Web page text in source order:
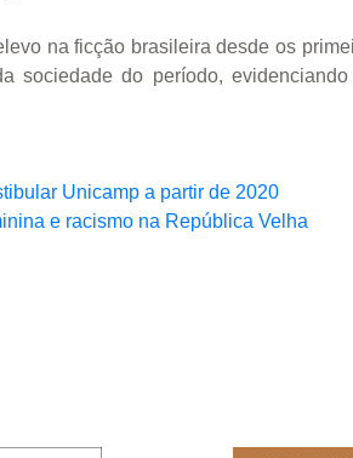
na ficção brasileira desde os
sociedade do período,
Unicamp a partir de 2020
e racismo na República Velha